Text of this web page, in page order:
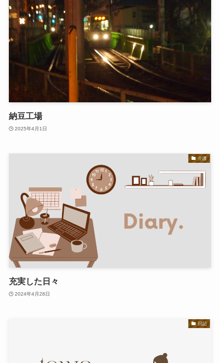
納豆工場
2025年4月1日
介護
充実した日々
2024年4月28日
日記